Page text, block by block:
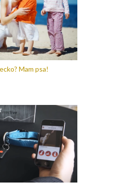
Mam psa!